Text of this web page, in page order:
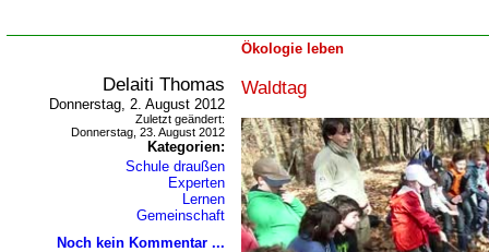
Ökologie leben
Delaiti Thomas
Donnerstag, 2. August 2012
Zuletzt geändert:
Donnerstag, 23. August 2012
Kategorien:
Schule draußen
Experten
Lernen
Gemeinschaft
Noch kein Kommentar ...
Waldtag